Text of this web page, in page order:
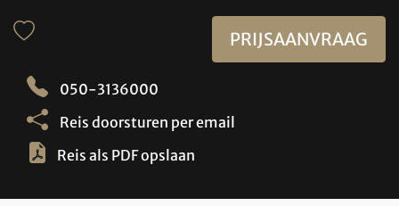
PRIJSAANVRAAG
050-3136000
Reis doorsturen per email
Reis als PDF opslaan